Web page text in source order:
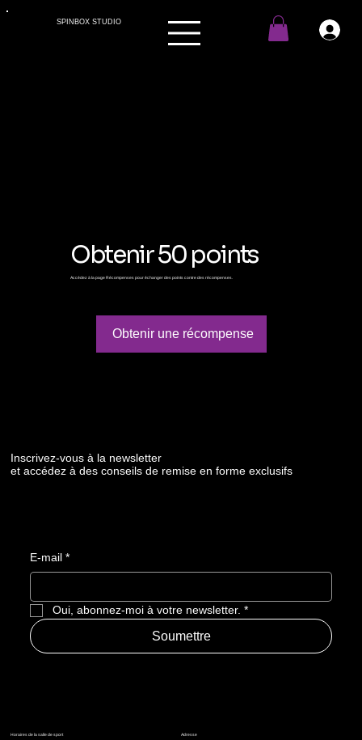
SPINBOX STUDIO
Obtenir 50 points
Accédez à la page Récompenses pour échanger des points contre des récompenses.
Obtenir une récompense
Inscrivez-vous à la newsletter
et accédez à des conseils de remise en forme exclusifs
E-mail *
Oui, abonnez-moi à votre newsletter. *
Soumettre
Adresse
Horaires de la salle de sport